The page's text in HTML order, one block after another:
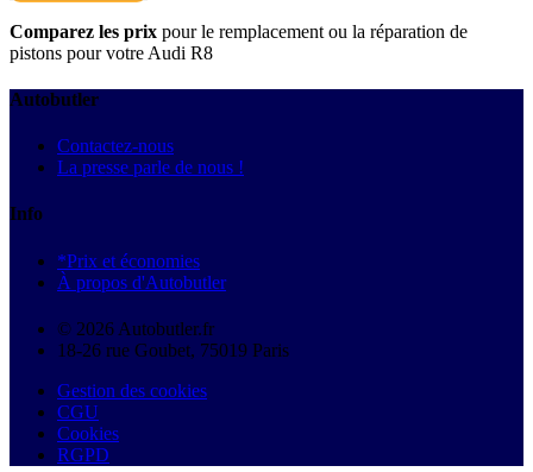
Comparez les prix pour le remplacement ou la réparation de
pistons pour votre Audi R8
Autobutler
Contactez-nous
La presse parle de nous !
Info
*Prix et économies
À propos d'Autobutler
© 2026 Autobutler.fr
18-26 rue Goubet, 75019 Paris
Gestion des cookies
CGU
Cookies
RGPD